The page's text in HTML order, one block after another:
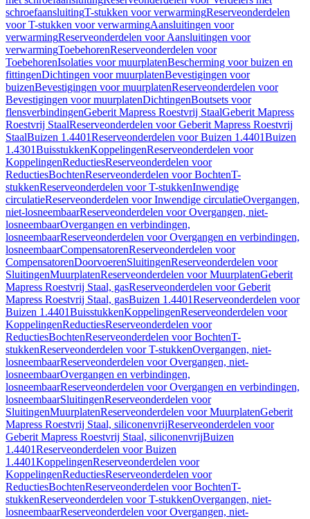
schroefaansluitingT-stukken voor verwarmingReserveonderdelen
voor T-stukken voor verwarmingAansluitingen voor
verwarmingReserveonderdelen voor Aansluitingen voor
verwarmingToebehorenReserveonderdelen voor
ToebehorenIsolaties voor muurplatenBescherming voor buizen en
fittingenDichtingen voor muurplatenBevestigingen voor
buizenBevestigingen voor muurplatenReserveonderdelen voor
Bevestigingen voor muurplatenDichtingenBoutsets voor
flensverbindingenGeberit Mapress Roestvrij StaalGeberit Mapress
Roestvrij StaalReserveonderdelen voor Geberit Mapress Roestvrij
StaalBuizen 1.4401Reserveonderdelen voor Buizen 1.4401Buizen
1.4301BuisstukkenKoppelingenReserveonderdelen voor
KoppelingenReductiesReserveonderdelen voor
ReductiesBochtenReserveonderdelen voor BochtenT-
stukkenReserveonderdelen voor T-stukkenInwendige
circulatieReserveonderdelen voor Inwendige circulatieOvergangen,
niet-losneembaarReserveonderdelen voor Overgangen, niet-
losneembaarOvergangen en verbindingen,
losneembaarReserveonderdelen voor Overgangen en verbindingen,
losneembaarCompensatorenReserveonderdelen voor
CompensatorenDoorvoerenSluitingenReserveonderdelen voor
SluitingenMuurplatenReserveonderdelen voor MuurplatenGeberit
Mapress Roestvrij Staal, gasReserveonderdelen voor Geberit
Mapress Roestvrij Staal, gasBuizen 1.4401Reserveonderdelen voor
Buizen 1.4401BuisstukkenKoppelingenReserveonderdelen voor
KoppelingenReductiesReserveonderdelen voor
ReductiesBochtenReserveonderdelen voor BochtenT-
stukkenReserveonderdelen voor T-stukkenOvergangen, niet-
losneembaarReserveonderdelen voor Overgangen, niet-
losneembaarOvergangen en verbindingen,
losneembaarReserveonderdelen voor Overgangen en verbindingen,
losneembaarSluitingenReserveonderdelen voor
SluitingenMuurplatenReserveonderdelen voor MuurplatenGeberit
Mapress Roestvrij Staal, siliconenvrijReserveonderdelen voor
Geberit Mapress Roestvrij Staal, siliconenvrijBuizen
1.4401Reserveonderdelen voor Buizen
1.4401KoppelingenReserveonderdelen voor
KoppelingenReductiesReserveonderdelen voor
ReductiesBochtenReserveonderdelen voor BochtenT-
stukkenReserveonderdelen voor T-stukkenOvergangen, niet-
losneembaarReserveonderdelen voor Overgangen, niet-